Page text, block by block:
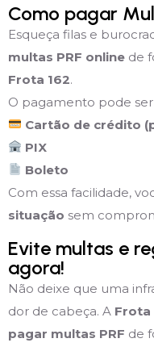
Como pagar
Esqueça filas e
multas PRF online de
Frota 162.
O pagamento pode
Cartão de crédito
PIX
Boleto
Com essa facilidade,
situação sem
Evite multas e
agora!
Não deixe que uma
dor de cabeça. A Frota
pagar multas PRF de